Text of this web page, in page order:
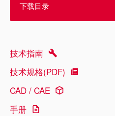
下载目录
技术指南
技术规格(PDF)
CAD / CAE
手册